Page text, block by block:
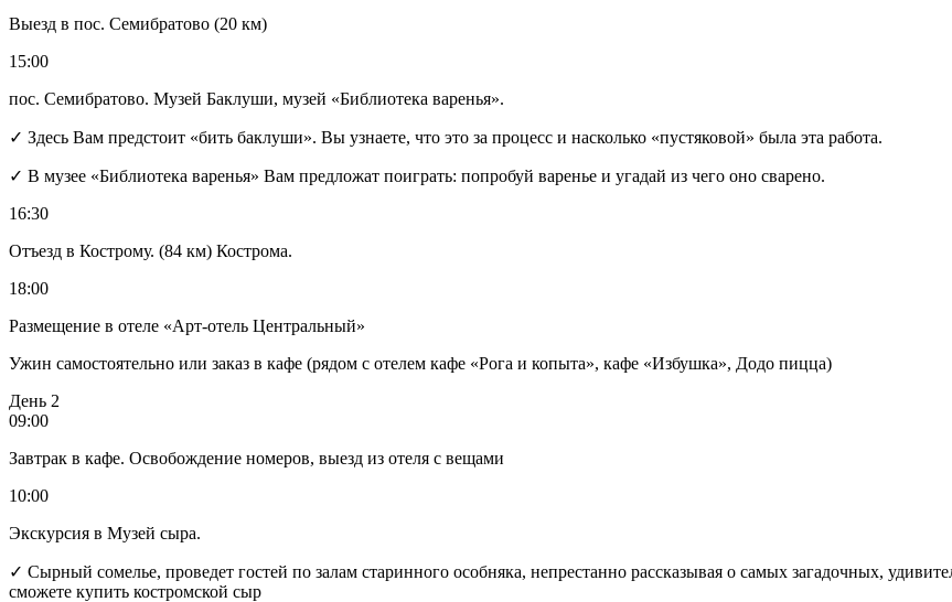
Выезд в пос. Семибратово (20 км)
15:00
пос. Семибратово. Музей Баклуши, музей «Библиотека варенья».
✓ Здесь Вам предстоит «бить баклуши». Вы узнаете, что это за процесс и насколько «пустяковой» была эта работа.
✓ В музее «Библиотека варенья» Вам предложат поиграть: попробуй варенье и угадай из чего оно сварено.
16:30
Отъезд в Кострому. (84 км) Кострома.
18:00
Размещение в отеле «Арт-отель Центральный»
Ужин самостоятельно или заказ в кафе (рядом с отелем кафе «Рога и копыта», кафе «Избушка», Додо пицца)
День 2
09:00
Завтрак в кафе. Освобождение номеров, выезд из отеля с вещами
10:00
Экскурсия в Музей сыра.
✓ Сырный сомелье, проведет гостей по залам старинного особняка, непрестанно рассказывая о самых загадочных,
сможете купить костромской сыр